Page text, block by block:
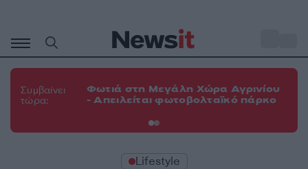
περιεχόμενο
Συμβαίνει
τώρα:
Φωτιά στη Μεγάλη Χώρα Αγρινίου
- Απειλείται φωτοβολταϊκό πάρκο
Lifestyle